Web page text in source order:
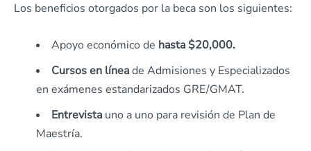
Los beneficios otorgados por la beca son los siguientes:
Apoyo económico de hasta $20,000.
Cursos en líneade Admisiones y Especializados
en exámenes estandarizados GRE/GMAT.
Entrevista uno a uno para revisión de Plan de
Maestría.